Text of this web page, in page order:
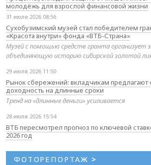
молодёжь для взрослой финансовой жизни
31 июля 2026 08:56
Сухобузимский музей стал победителем
«Красота внутри» фонда «ВТБ-Страна»
Музей с помощью средств гранта организует
объединяющую историю сибирской золотой
29 июля 2026 11:50
Рынок сбережений: вкладчикам предлагают
доходность на длинные сроки
Тренд на «длинные деньги» усиливается
28 июля 2026 15:54
ВТБ пересмотрел прогноз по ключевой
2026 год
ФОТОРЕПОРТАЖ >